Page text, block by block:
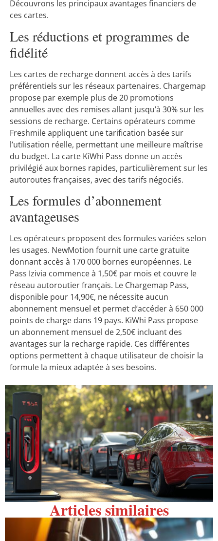
Découvrons les principaux avantages financiers de
ces cartes.
Les réductions et programmes de
fidélité
Les cartes de recharge donnent accès à des tarifs
préférentiels sur les réseaux partenaires. Chargemap
propose par exemple plus de 20 promotions
annuelles avec des remises allant jusqu’à 30% sur les
sessions de recharge. Certains opérateurs comme
Freshmile appliquent une tarification basée sur
l’utilisation réelle, permettant une meilleure maîtrise
du budget. La carte KiWhi Pass donne un accès
privilégié aux bornes rapides, particulièrement sur les
autoroutes françaises, avec des tarifs négociés.
Les formules d’abonnement
avantageuses
Les opérateurs proposent des formules variées selon
les usages. NewMotion fournit une carte gratuite
donnant accès à 170 000 bornes européennes. Le
Pass Izivia commence à 1,50€ par mois et couvre le
réseau autoroutier français. Le Chargemap Pass,
disponible pour 14,90€, ne nécessite aucun
abonnement mensuel et permet d’accéder à 650 000
points de charge dans 19 pays. KiWhi Pass propose
un abonnement mensuel de 2,50€ incluant des
avantages sur la recharge rapide. Ces différentes
options permettent à chaque utilisateur de choisir la
formule la mieux adaptée à ses besoins.
Articles similaires